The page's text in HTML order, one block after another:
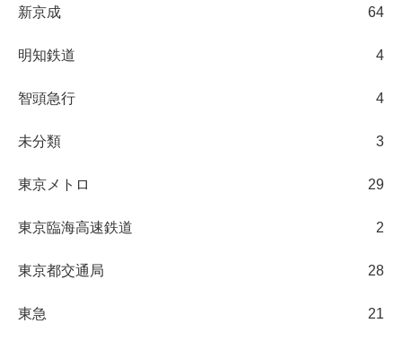
新京成 64
明知鉄道 4
智頭急行 4
未分類 3
東京メトロ 29
東京臨海高速鉄道 2
東京都交通局 28
東急 21